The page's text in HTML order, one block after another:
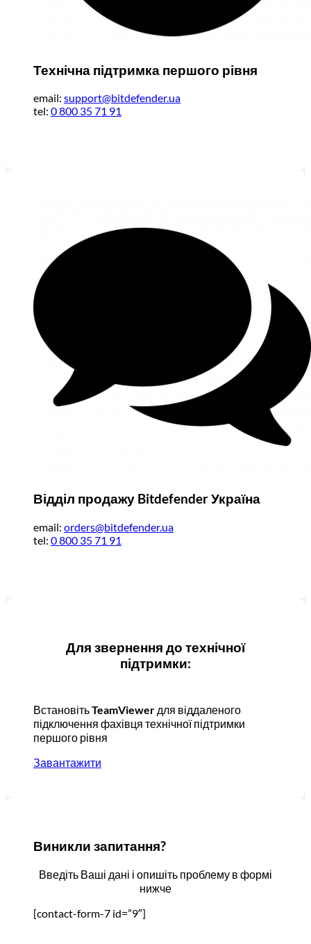
Технічна підтримка першого рівня
email: support@bitdefender.ua
tel: 0 800 35 71 91
Відділ продажу Bitdefender Україна
email: orders@bitdefender.ua
tel: 0 800 35 71 91
Для звернення до технічної
підтримки:
ВстановітьTeamViewer для віддаленого
підключення фахівця технічної підтримки
першого рівня
Завантажити
Виникли запитання?
Введіть Ваші дані і опишіть проблему в формі
нижче
[contact-form-7 id=”9″]